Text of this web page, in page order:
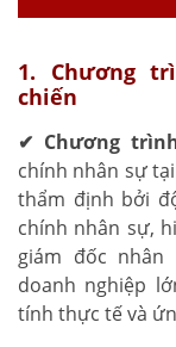
1. Chương
chiến
✔ Chương
chính nhân sự
thẩm định bởi
chính nhân sự,
giám đốc
doanh nghiệp
tính thực tế và